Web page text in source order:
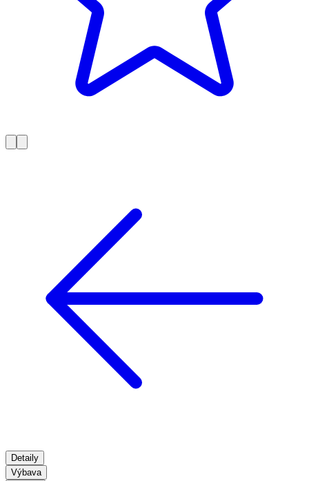
Detaily
Výbava